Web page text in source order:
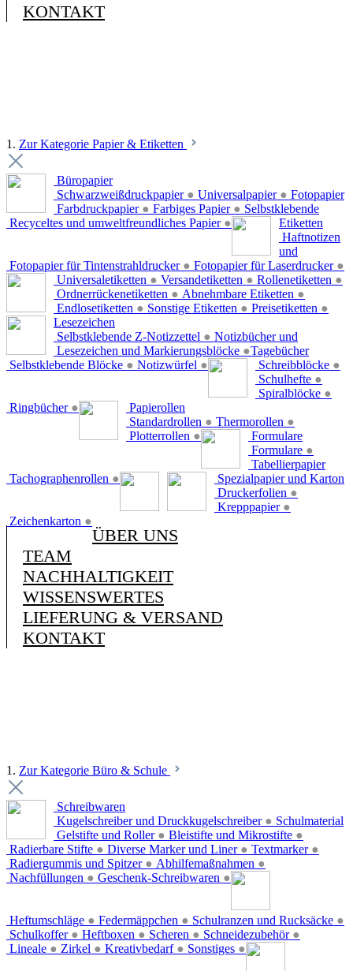
KONTAKT
1. Zur Kategorie Papier & Etiketten
Büropapier
Schwarzweißdruckpapier ● Universalpapier ●
Farbdruckpapier ● Farbiges Papier ●
Recyceltes und umweltfreundliches Papier ●
Fotopapier
Fotopapier für Tintenstrahldrucker ● Fotopapier für Laserdrucker ●
Selbstklebende
Etiketten
Universaletiketten ● Versandetiketten ● Rollenetiketten ●
Ordnerrückenetiketten ● Abnehmbare Etiketten ●
Endlosetiketten ● Sonstige Etiketten ● Preisetiketten ●
Haftnotizen
und
Lesezeichen
Selbstklebende Z-Notizzettel ●
Lesezeichen und Markierungsblöcke ●
Selbstklebende Blöcke ● Notizwürfel ●
Notizbücher und
Tagebücher
Schreibblöcke ●
Schulhefte ●
Spiralblöcke ●
Ringbücher ●
Papierollen
Standardrollen ● Thermorollen ●
Plotterrollen ●
Formulare
Formulare ●
Tachographenrollen ●
Tabellierpapier
Spezialpapier und Karton
Druckerfolien ●
Krepppapier ●
Zeichenkarton ●
ÜBER UNS
TEAM
NACHHALTIGKEIT
WISSENSWERTES
LIEFERUNG & VERSAND
KONTAKT
1. Zur Kategorie Büro & Schule
Schreibwaren
Kugelschreiber und Druckkugelschreiber ●
Gelstifte und Roller ● Bleistifte und Mikrostifte ●
Radierbare Stifte ● Diverse Marker und Liner ● Textmarker ●
Radiergummis und Spitzer ● Abhilfemaßnahmen ●
Nachfüllungen ● Geschenk-Schreibwaren ●
Schulmaterial
Heftumschläge ● Federmäppchen ● Schulranzen und Rucksäcke ●
Schulkoffer ● Heftboxen ● Scheren ● Schneidezubehör ●
Lineale ● Zirkel ● Kreativbedarf ● Sonstiges ●